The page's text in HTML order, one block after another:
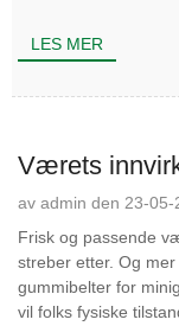
LES MER
Værets
av admin den 23-05-
Frisk og passende
streber etter. Og
gummibelter for
vil folks fysiske